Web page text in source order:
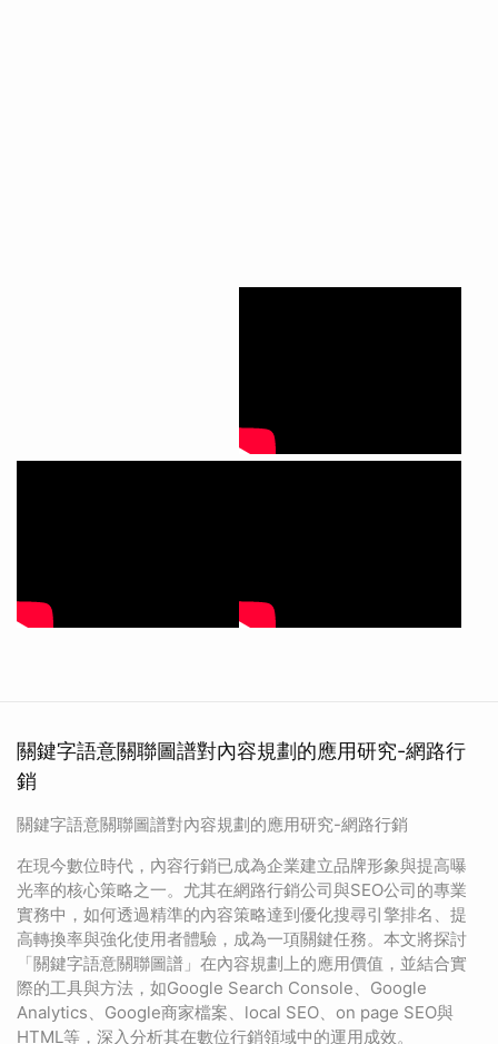
關鍵字語意關聯圖譜對內容規劃的應用研究-網路行
銷
關鍵字語意關聯圖譜對內容規劃的應用研究-網路行銷
在現今數位時代，內容行銷已成為企業建立品牌形象與提高曝
光率的核心策略之一。尤其在網路行銷公司與SEO公司的專業
實務中，如何透過精準的內容策略達到優化搜尋引擎排名、提
高轉換率與強化使用者體驗，成為一項關鍵任務。本文將探討
「關鍵字語意關聯圖譜」在內容規劃上的應用價值，並結合實
際的工具與方法，如Google Search Console、Google
Analytics、Google商家檔案、local SEO、on page SEO與
HTML等，深入分析其在數位行銷領域中的運用成效。